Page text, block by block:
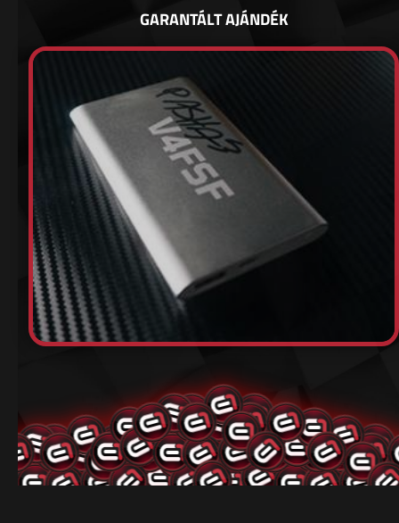
GARANTÁLT AJÁNDÉK